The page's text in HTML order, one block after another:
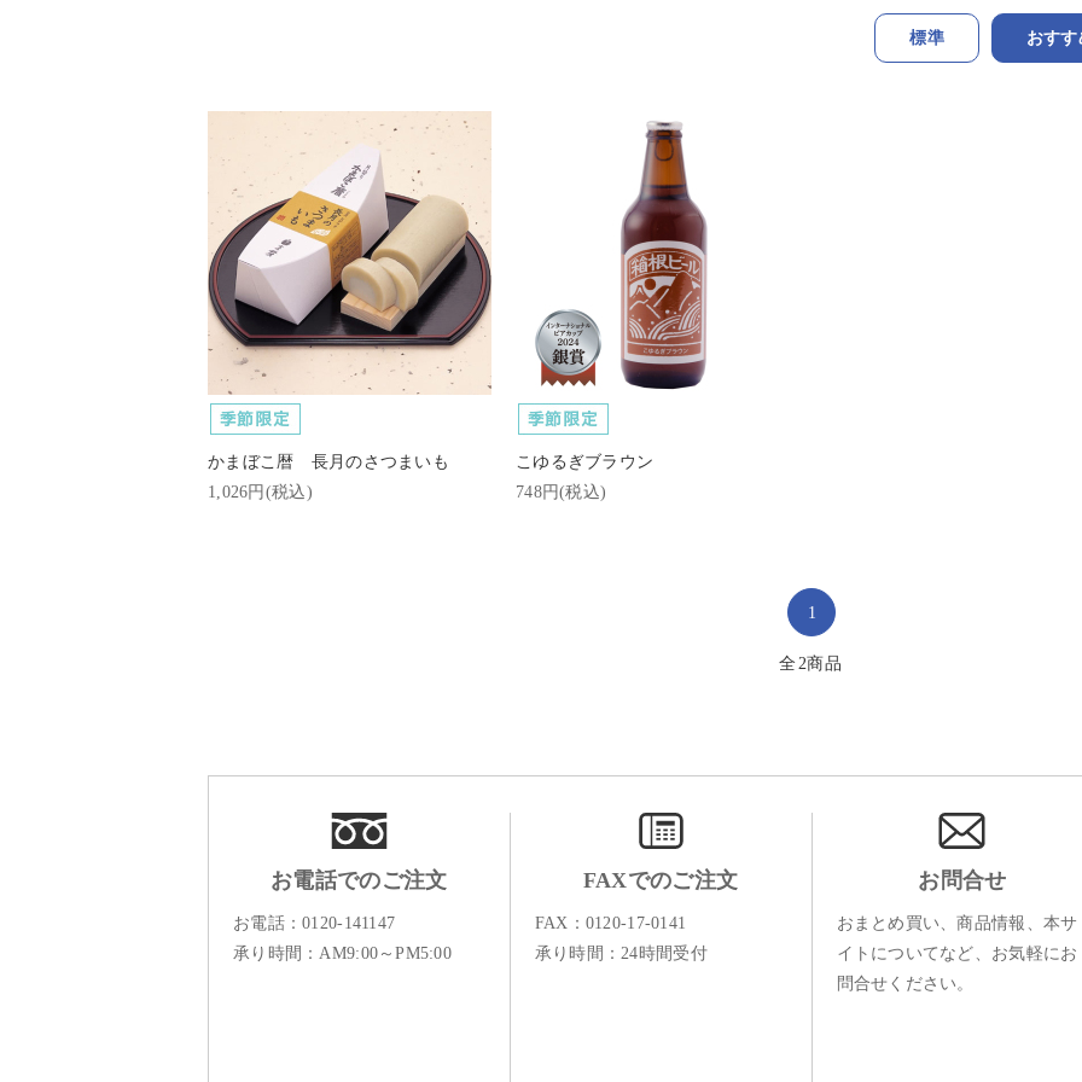
標準 おすす
かまぼこ暦 長月のさつまいも
1,026円(税込)
こゆるぎブラウン
748円(税込)
1
全2商品
お電話でのご注文
お電話：0120-141147
承り時間：AM9:00～PM5:00
FAXでのご注文
FAX：0120-17-0141
承り時間：24時間受付
お問合せ
おまとめ買い、商品情報、本サ
イトについてなど、お気軽にお
問合せください。